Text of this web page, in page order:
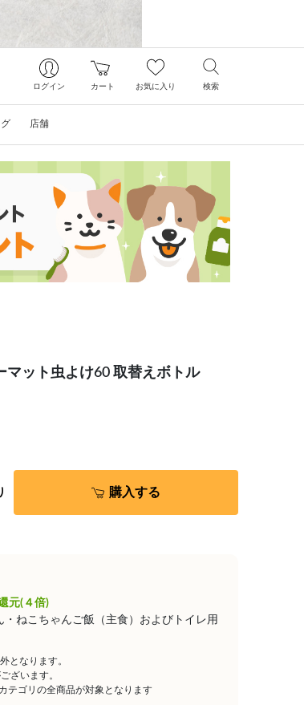
ログイン カート お気に入り 検索
店舗
マット虫よけ60 取替えボトル
購入する
元(４倍)
ねこちゃんご飯（主食）およびトイレ用
となります。
ざいます。
テゴリの全商品が対象となります